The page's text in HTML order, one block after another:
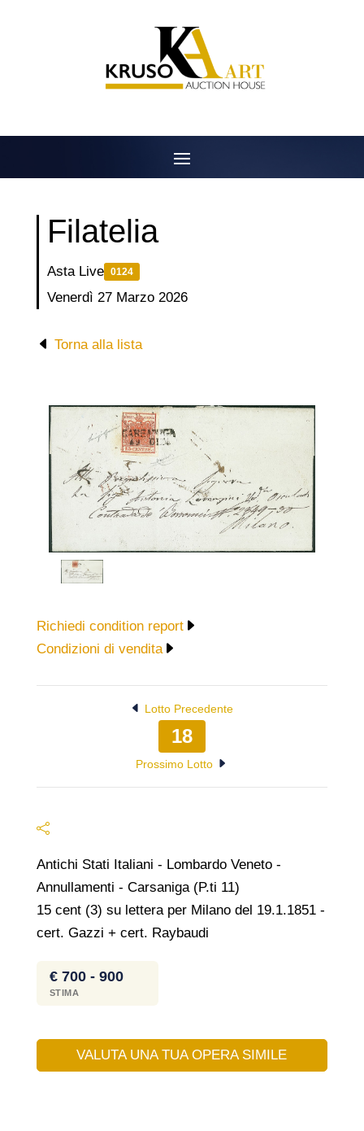
Filatelia
Asta Live 0124
Venerdì 27 Marzo 2026
Torna alla lista
Richiedi condition report
Condizioni di vendita
Lotto Precedente
18
Prossimo Lotto
Antichi Stati Italiani - Lombardo Veneto -
Annullamenti - Carsaniga (P.ti 11)
15 cent (3) su lettera per Milano del 19.1.1851 -
cert. Gazzi + cert. Raybaudi
€ 700 - 900
STIMA
VALUTA UNA TUA OPERA SIMILE